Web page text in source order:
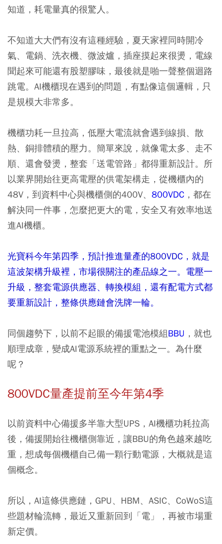
知道，耗電量真的很驚人。
不知道大大們有沒有這種經驗，夏天家裡同時開冷
氣、電鍋、洗衣機、微波爐，插座摸起來很燙，電線
聞起來可能還有股塑膠味，最後就是啪一聲整個迴路
跳電。AI機櫃現在遇到的問題，有點像這個邏輯，只
是規模大非常多。
機櫃功耗一旦拉高，低壓大電流就會遇到線損、散
熱、銅排體積的壓力。簡單來說，就像電太多、走不
順、還會發燙，整套「送電管路」都得重新設計。所
以業界開始往更高電壓的供電架構走，從機櫃內的
48V，到資料中心與機櫃側的400V、 800VDC ，都在
解決同一件事，怎麼把更大的電，安全又有效率地送
進AI機櫃。
光寶科今年第四季，預計推進量產的800VDC，就是
這波架構升級裡，市場很關注的產品線之一。電壓一
升級，整套電源供應器、轉換模組，還有配電方式都
要重新設計，整條供應鏈會洗牌一輪。
同個趨勢下，以前不起眼的備援電池模組BBU ，就也
順理成章，變成AI電源系統裡的重點之一。為什麼
呢？
800VDC量產提前至今年第4季
以前資料中心備援多半靠大型UPS，AI機櫃功耗拉高
後，備援開始往機櫃側靠近，讓BBU的角色越來越吃
重，想成每個機櫃自己備一顆行動電源，大概就是這
個概念。
所以，AI這條供應鏈，GPU、HBM、ASIC、CoWoS這
些題材輪流轉，最近又重新回到「電」，再被市場重
新定價。